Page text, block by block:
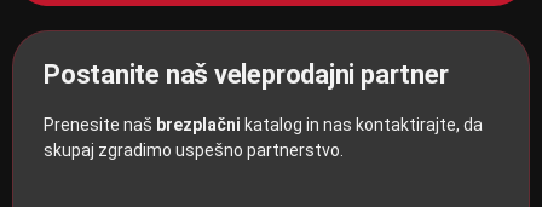
Postanite naš veleprodajni partner
Prenesite naš brezplačni katalog in nas kontaktirajte, da
skupaj zgradimo uspešno partnerstvo.